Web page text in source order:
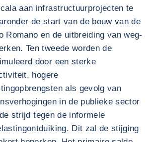
aan infrastructuurprojecten te
de start van de bouw van de
Romano en de uitbreiding van weg-
Ten tweede worden de
door een sterke
hogere
als gevolg van
in de publieke sector
strijd tegen de informele
Dit zal de stijging